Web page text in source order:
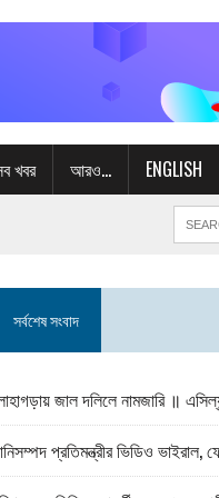
খবর আরও… ENGLISH
সর্বশেষ সংবাদ
জাল দলিলে নামজারি ॥
প্রতিমন্ত্রীর ভিডিও ভাইরাল,